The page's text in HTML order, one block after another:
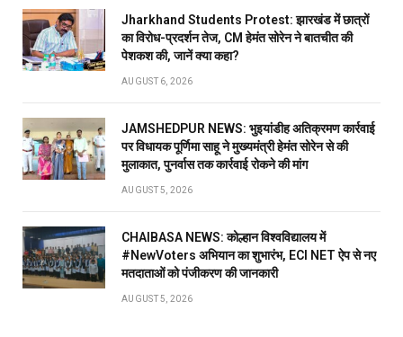
Jharkhand Students Protest: झारखंड में छात्रों
का विरोध-प्रदर्शन तेज, CM हेमंत सोरेन ने बातचीत की
पेशकश की, जानें क्या कहा?
AUGUST 6, 2026
JAMSHEDPUR NEWS: भुइयांडीह अतिक्रमण कार्रवाई
पर विधायक पूर्णिमा साहू ने मुख्यमंत्री हेमंत सोरेन से की
मुलाकात, पुनर्वास तक कार्रवाई रोकने की मांग
AUGUST 5, 2026
CHAIBASA NEWS: कोल्हान विश्वविद्यालय में
#NewVoters अभियान का शुभारंभ, ECI NET ऐप से नए
मतदाताओं को पंजीकरण की जानकारी
AUGUST 5, 2026